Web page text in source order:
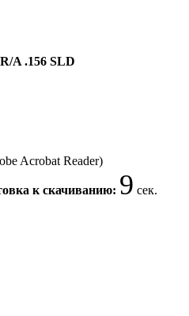
A .156 SLD
Acrobat Reader)
к скачиванию: 9 сек.